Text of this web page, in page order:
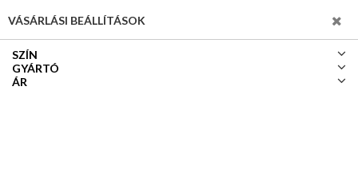
VÁSÁRLÁSI BEÁLLÍTÁSOK
SZÍN
GYÁRTÓ
ÁR